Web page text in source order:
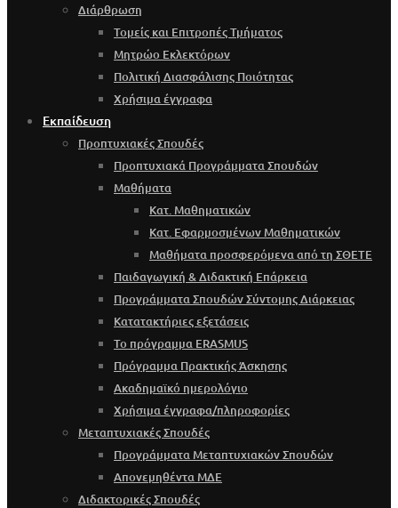
Διάρθρωση
Τομείς και Επιτροπές Τμήματος
Μητρώο Εκλεκτόρων
Πολιτική Διασφάλισης Ποιότητας
Χρήσιμα έγγραφα
Εκπαίδευση
Προπτυχιακές Σπουδές
Προπτυχιακά Προγράμματα Σπουδών
Μαθήματα
Κατ. Μαθηματικών
Κατ. Εφαρμοσμένων Μαθηματικών
Μαθήματα προσφερόμενα από τη ΣΘΕΤΕ
Παιδαγωγική & Διδακτική Επάρκεια
Προγράμματα Σπουδών Σύντομης Διάρκειας
Κατατακτήριες εξετάσεις
Το πρόγραμμα ERASMUS
Πρόγραμμα Πρακτικής Άσκησης
Ακαδημαϊκό ημερολόγιο
Χρήσιμα έγγραφα/πληροφορίες
Μεταπτυχιακές Σπουδές
Προγράμματα Μεταπτυχιακών Σπουδών
Απονεμηθέντα ΜΔΕ
Διδακτορικές Σπουδές